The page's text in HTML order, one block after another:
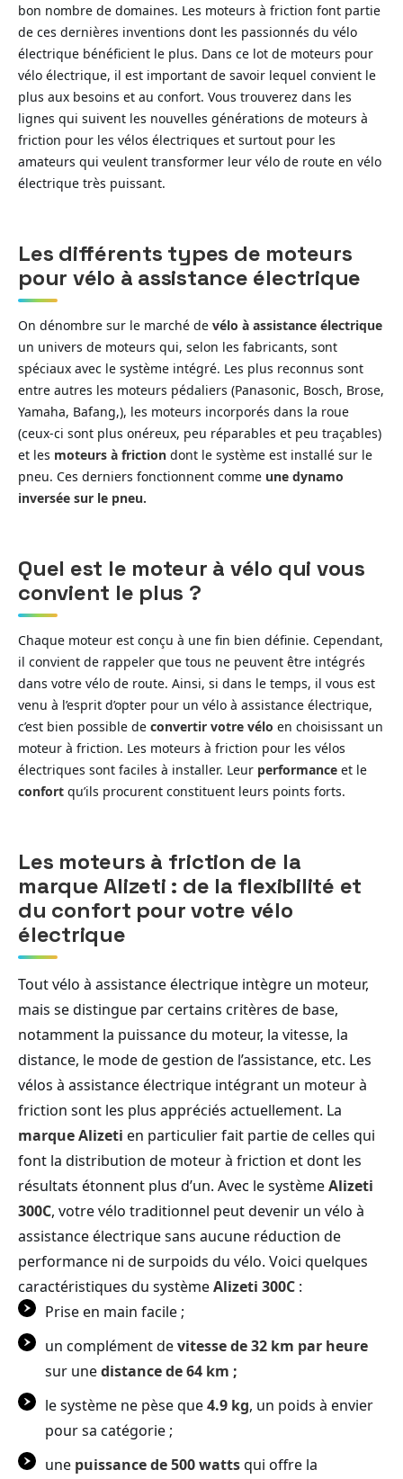
bon nombre de domaines. Les moteurs à friction font partie
de ces dernières inventions dont les passionnés du vélo
électrique bénéficient le plus. Dans ce lot de moteurs pour
vélo électrique, il est important de savoir lequel convient le
plus aux besoins et au confort. Vous trouverez dans les
lignes qui suivent les nouvelles générations de moteurs à
friction pour les vélos électriques et surtout pour les
amateurs qui veulent transformer leur vélo de route en vélo
électrique très puissant.
Les différents types de moteurs
pour vélo à assistance électrique
On dénombre sur le marché de vélo à assistance électrique
un univers de moteurs qui, selon les fabricants, sont
spéciaux avec le système intégré. Les plus reconnus sont
entre autres les moteurs pédaliers (Panasonic, Bosch, Brose,
Yamaha, Bafang,), les moteurs incorporés dans la roue
(ceux-ci sont plus onéreux, peu réparables et peu traçables)
et les moteurs à friction dont le système est installé sur le
pneu. Ces derniers fonctionnent comme une dynamo
inversée sur le pneu.
Quel est le moteur à vélo qui vous
convient le plus ?
Chaque moteur est conçu à une fin bien définie. Cependant,
il convient de rappeler que tous ne peuvent être intégrés
dans votre vélo de route. Ainsi, si dans le temps, il vous est
venu à l’esprit d’opter pour un vélo à assistance électrique,
c’est bien possible de convertir votre vélo en choisissant un
moteur à friction. Les moteurs à friction pour les vélos
électriques sont faciles à installer. Leur performance et le
confort qu’ils procurent constituent leurs points forts.
Les moteurs à friction de la
marque Alizeti : de la flexibilité et
du confort pour votre vélo
électrique
Tout vélo à assistance électrique intègre un moteur,
mais se distingue par certains critères de base,
notamment la puissance du moteur, la vitesse, la
distance, le mode de gestion de l’assistance, etc. Les
vélos à assistance électrique intégrant un moteur à
friction sont les plus appréciés actuellement. La
marque Alizeti en particulier fait partie de celles qui
font la distribution de moteur à friction et dont les
résultats étonnent plus d’un. Avec le systèmeAlizeti
300C, votre vélo traditionnel peut devenir un vélo à
assistance électrique sans aucune réduction de
performance ni de surpoids du vélo. Voici quelques
caractéristiques du systèmeAlizeti 300C :
Prise en main facile ;
un complément devitesse de 32 km par heure
sur unedistance de 64 km ;
le système ne pèse que4.9 kg, un poids à envier
pour sa catégorie ;
une puissance de 500 wattsqui offre la